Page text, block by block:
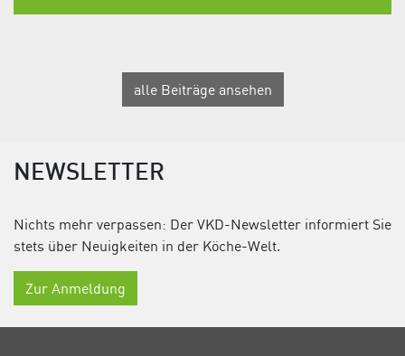
alle Beiträge ansehen
NEWSLETTER
Nichts mehr verpassen: Der VKD-Newsletter informiert Sie
stets über Neuigkeiten in der Köche-Welt.
Zur Anmeldung